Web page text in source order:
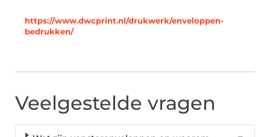
https://www.dwcprint.nl/drukwerk/enveloppen-
bedrukken/
Veelgestelde vragen